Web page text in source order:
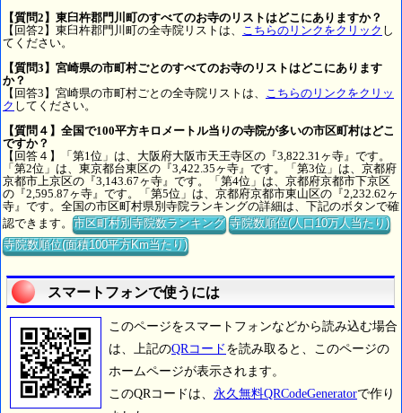
【質問2】東臼杵郡門川町のすべてのお寺のリストはどこにありますか？
【回答2】東臼杵郡門川町の全寺院リストは、
こちらのリンクをクリック し
てください。
【質問3】宮崎県の市町村ごとのすべてのお寺のリストはどこにあります
か？
【回答3】宮崎県の市町村ごとの全寺院リストは、
こちらのリンクをクリッ
ク してください。
【質問４】全国で100平方キロメートル当りの寺院が多いの市区町村はどこ
ですか？
【回答４】「第1位」は、大阪府大阪市天王寺区の『3,822.31ヶ寺』です。
「第2位」は、東京都台東区の『3,422.35ヶ寺』です。「第3位」は、京都府
京都市上京区の『3,143.67ヶ寺』です。「第4位」は、京都府京都市下京区
の『2,595.87ヶ寺』です。「第5位」は、京都府京都市東山区の『2,232.62ヶ
寺』です。全国の市区町村県別寺院ランキングの詳細は、下記のボタンで確
認できます。市区町村別寺院数ランキング 寺院数順位(人口10万人当たり)
寺院数順位(面積100平方Km当たり)
スマートフォンで使うには
このページをスマートフォンなどから読み込む場合
は、上記のQRコード を読み取ると、このページの
ホームページが表示されます。
このQRコードは、 永久無料QRCodeGeneratorで作り